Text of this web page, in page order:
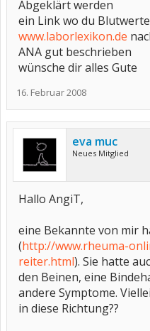
Abgeklärt werden
ein Link wo du
www.laborlexikon.de
ANA gut beschrieben
wünsche dir alles Gute
16. Februar 2008
eva muc
Neues Mitglied
Hallo AngiT,
eine Bekannte von mir
(http://www.rheuma-
reiter.html). Sie hatte
den Beinen, eine
andere Symptome.
in diese Richtung??